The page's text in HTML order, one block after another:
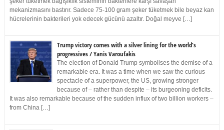
mekanizmasını bastırır. Sadece 75-100 gram şeker tüketmek bile beyaz kan
hücrelerinin bakterileri yok edecek gücünü azaltır. Doğal meyve […]
Trump victory comes with a silver lining for the world’s
progressives / Yanis Varoufakis
The election of Donald Trump symbolises the demise of a
remarkable era. It was a time when we saw the curious
spectacle of a superpower, the US, growing stronger
because of – rather than despite – its burgeoning deficits.
It was also remarkable because of the sudden influx of two billion workers –
from China […]